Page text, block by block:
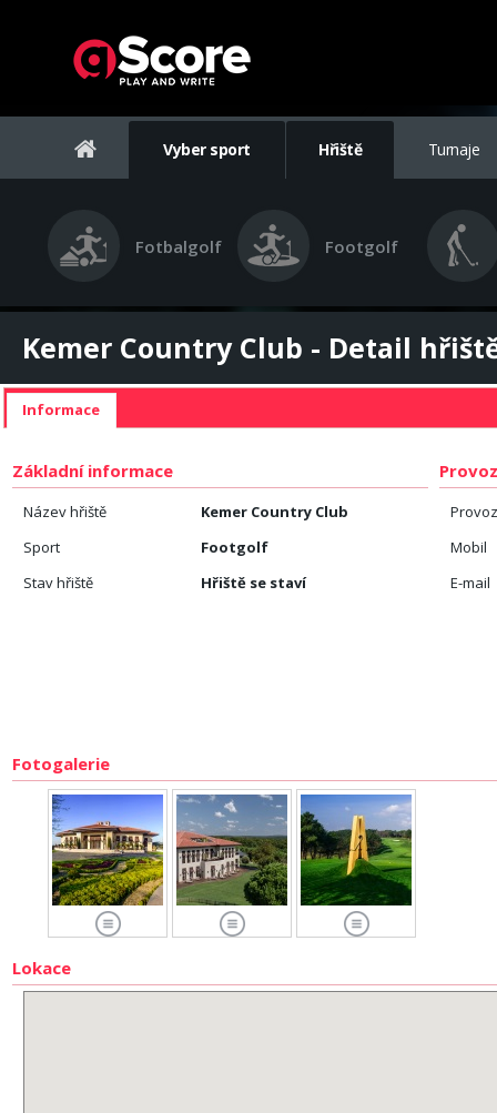
Vyber sport Hřiště Turnaje
Fotbalgolf Footgolf
Kemer Country Club - Detail
Informace
Základní informace
Název hřiště
Kemer Country Club
Sport
Footgolf
Stav hřiště
Hřiště se staví
Mobil
E-mail
Fotogalerie
Lokace